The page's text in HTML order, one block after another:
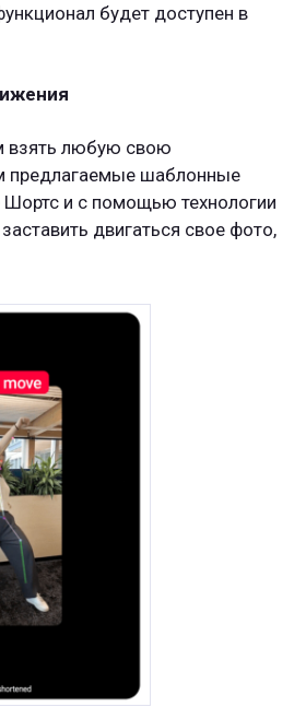
будет доступен в
любую свою
предлагаемые шаблонные
Шортс и с помощью технологии
двигаться свое фото,